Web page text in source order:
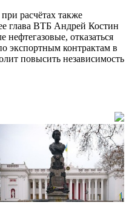
расчётах также
глава ВТБ Андрей Костин
нефтегазовые, отказаться
экспортным контрактам в
повысить независимость